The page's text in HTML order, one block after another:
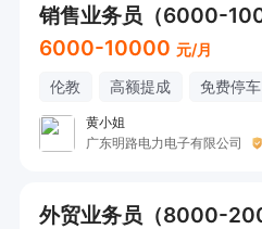
6000-10000 元/月
伦教 高额提成 免费停车
黄小姐
广东明路电力电子有限公司